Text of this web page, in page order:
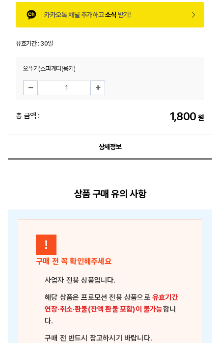
카카오톡 채널 추가하고소식 받기!
유효기간 :30일
오뚜기)스파게티(용기)
총 금액 : 1,800 원
상세정보
상품 구매 유의 사항
!
구매 전 꼭 확인해주세요
사업자 전용 상품입니다.
해당 상품은프로모션 전용 상품으로유효기간
연장·취소·환불(잔액 환불 포함)이 불가능합니
다.
구매 전 반드시 참고하시기 바랍니다.